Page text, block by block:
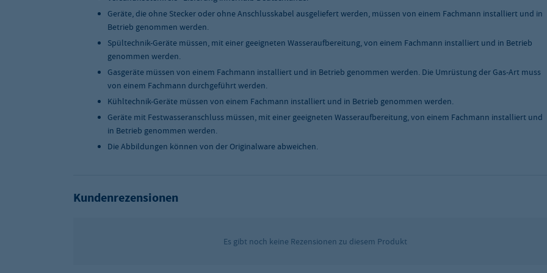
und kühlt erneut runter auf +2 °C.
Temperaturbereich +2 °C bis +8 °C
Temperaturzonen
Kühlung
Aggregat rechts
Leistung in kW 0.398
Breite [mm] 1501 - 2000 mm
Qualitätsstufe:
Geräte, die ohne Stecker oder ohne Anschlusskabel ausgeliefert werden, müssen von einem Fachmann installiert und in
Betrieb genommen werden.
Spültechnik-Geräte müssen, mit einer geeigneten Wasseraufbereitung, von einem Fachmann installiert und in Betrieb
genommen werden.
Gasgeräte müssen von einem Fachmann installiert und in Betrieb genommen werden. Die Umrüstung der Gas-Art muss
von einem Fachmann durchgeführt werden.
Kühltechnik-Geräte müssen von einem Fachmann installiert und in Betrieb genommen werden.
Geräte mit Festwasseranschluss müssen, mit einer geeigneten Wasseraufbereitung, von einem Fachmann installiert und
in Betrieb genommen werden.
Die Abbildungen können von der Originalware abweichen.
Kundenrezensionen
Es gibt noch keine Rezensionen zu diesem Produkt